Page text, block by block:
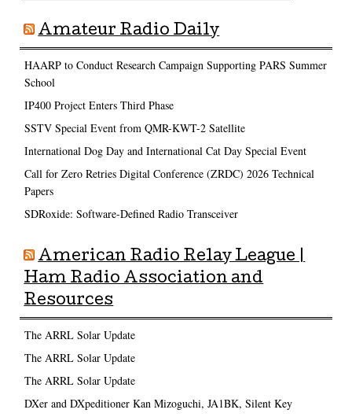
Amateur Radio Daily
HAARP to Conduct Research Campaign Supporting PARS Summer
School
IP400 Project Enters Third Phase
SSTV Special Event from QMR-KWT-2 Satellite
International Dog Day and International Cat Day Special Event
Call for Zero Retries Digital Conference (ZRDC) 2026 Technical
Papers
SDRoxide: Software-Defined Radio Transceiver
American Radio Relay League |
Ham Radio Association and
Resources
The ARRL Solar Update
The ARRL Solar Update
The ARRL Solar Update
DXer and DXpeditioner Kan Mizoguchi, JA1BK, Silent Key